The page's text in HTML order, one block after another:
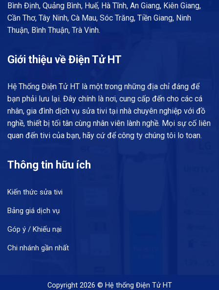
Bình Định, Quảng Bình, Huế, Hà Tĩnh, An Giang, Kiên Giang,
Cần Thơ, Tây Ninh, Cà Mau, Sóc Trăng, Tiền Giang, Ninh
Thuận, Bình Thuận, Trà Vinh.
Giới thiệu về Điện Tử HT
Hệ Thống Điện Tử HT là một trong những địa chỉ đáng để
bạn phải lưu lại. Đây chính là nơi, cung cấp đến cho các cá
nhân, gia đình dịch vụ sửa tivi tại nhà chuyên nghiệp với đồ
nghề, thiết bị tối tân cùng nhân viên lành nghề. Mọi sự cố liên
quan đến tivi của bạn, hãy cứ để công ty chúng tôi lo toan.
Thông tin hữu ích
Kiến thức sửa tivi
Bảng giá dịch vụ
Góp ý / Khiếu nại
Chi nhánh gần nhất
Copyright 2026 © Hệ thống Điện Tử HT